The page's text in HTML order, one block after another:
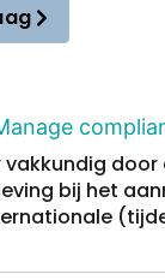
vakkundig
bij het